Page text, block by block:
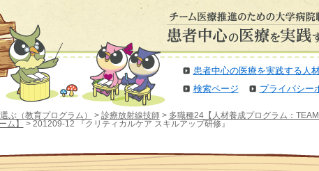
患者中心の医療を実践する人
検索ページ
プライバシー
ぶ（教育プログラム） > 診療放射線技師> 多職種24【人材養成プログラム：
ム】
> 201209-12 『クリティカルケア スキルアップ研修』